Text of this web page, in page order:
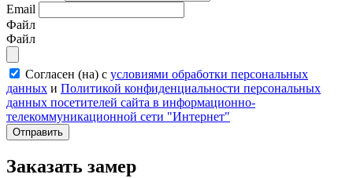
Email
Файл
Файл
Согласен (на) с условиями обработки персональных
данных и Политикой конфиденциальности персональных
данных посетителей сайта в информационно-
телекоммуникационной сети "Интернет"
Отправить
Заказать замер